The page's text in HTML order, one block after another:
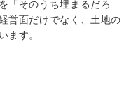
「そのうち埋まるだろ
営面だけでなく、土地の
ます。